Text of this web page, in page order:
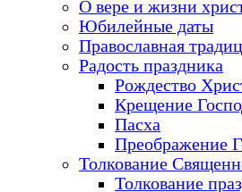
О вере и жизни
Юбилейные даты
Православная
Радость праздника
Рождество
Крещение
Пасха
Преображение
Толкование
Толкование